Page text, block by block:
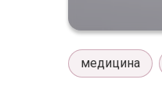
медицина